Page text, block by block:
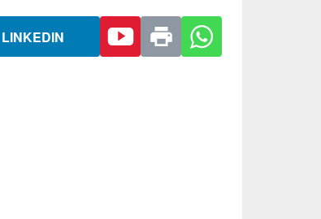
LINKEDIN